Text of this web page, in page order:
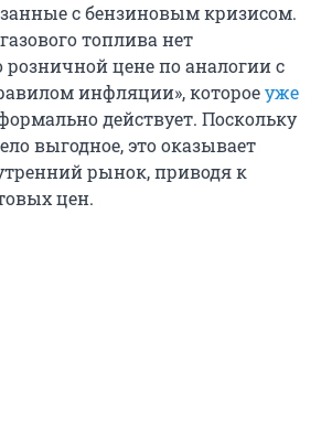
с бензиновым кризисом.
топлива нет
цене по аналогии с
инфляции», котороеуже
действует. Поскольку
выгодное, это оказывает
рынок, приводя к
цен.